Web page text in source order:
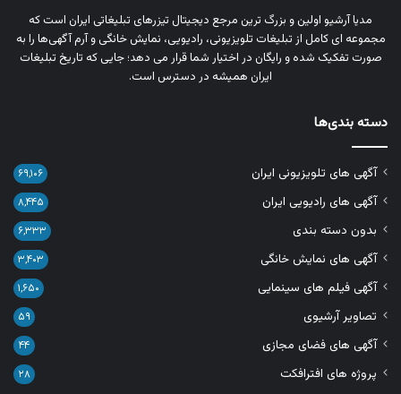
مدیا آرشیو اولین و بزرگ‌ ترین مرجع دیجیتال تیزرهای تبلیغاتی ایران است که
مجموعه‌ ای کامل از تبلیغات تلویزیونی، رادیویی، نمایش خانگی و آرم‌ آگهی‌ها را به‌
صورت تفکیک‌ شده و رایگان در اختیار شما قرار می‌ دهد؛ جایی که تاریخ تبلیغات
ایران همیشه در دسترس است.
دسته بندی‌ها
آگهی های تلویزیونی ایران ۶۹,۱۰۶
آگهی های رادیویی ایران ۸,۴۴۵
بدون دسته بندی ۶,۳۳۳
آگهی های نمایش خانگی ۳,۴۰۳
آگهی فیلم های سینمایی ۱,۶۵۰
تصاویر آرشیوی ۵۹
آگهی های فضای مجازی ۴۴
پروژه های افترافکت ۲۸